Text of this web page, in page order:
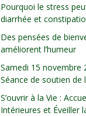
Pourquoi le stress
diarrhée et
Des pensées de
améliorent l’humeur
Samedi 15 novembre
Séance de soutien de
S’ouvrir à la Vie :
Intérieures et Éveiller